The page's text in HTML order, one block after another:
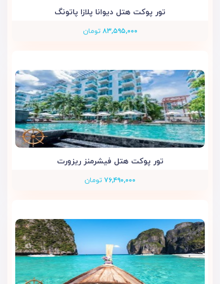
تور پوکت هتل دیوانا پلازا پاتونگ
۸۳,۵۹۵,۰۰۰ تومان
تور پوکت هتل فیشرمنز ریزورت
۷۶,۴۹۰,۰۰۰ تومان